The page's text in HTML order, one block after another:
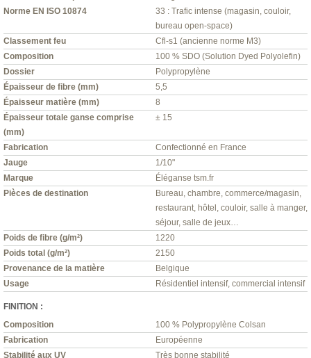
Norme EN ISO 10874
33 : Trafic intense (magasin, couloir,
bureau open-space)
Classement feu
Cfl-s1 (ancienne norme M3)
Composition
100 % SDO (Solution Dyed Polyolefin)
Dossier
Polypropylène
Épaisseur de fibre (mm)
5,5
Épaisseur matière (mm)
8
Épaisseur totale ganse comprise
(mm)
± 15
Fabrication
Confectionné en France
Jauge
1/10"
Marque
Éléganse tsm.fr
Pièces de destination
Bureau, chambre, commerce/magasin,
restaurant, hôtel, couloir, salle à manger,
séjour, salle de jeux…
Poids de fibre (g/m²)
1220
Poids total (g/m²)
2150
Provenance de la matière
Belgique
Usage
Résidentiel intensif, commercial intensif
FINITION :
Composition
100 % Polypropylène Colsan
Fabrication
Européenne
Stabilité aux UV
Très bonne stabilité